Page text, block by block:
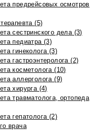
предрейсовых осмотров
(5)
сестринского дела (3)
педиатра (3)
гинеколога (3)
гастроэнтеролога (2)
косметолога (10)
аллерголога (9)
хирурга (4)
травматолога, ортопеда
гепатолога (2)
врача